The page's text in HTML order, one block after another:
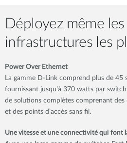
Déployez même les
infrastructures les
Power Over Ethernet
La gamme D-Link comprend plus de 45
fournissant jusqu’à 370 watts par
de solutions complètes comprenant des
et des points d’accès sans fil.
Une vitesse et une connectivité qui font